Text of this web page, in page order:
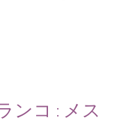
ンコ : メス